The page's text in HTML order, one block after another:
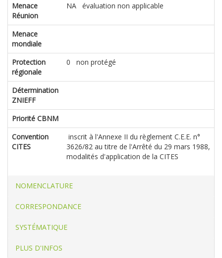
Menace
Réunion
NA évaluation non applicable
Menace
mondiale
Protection
régionale
0 non protégé
Détermination
ZNIEFF
Priorité CBNM
Convention
CITES
inscrit à l'Annexe II du règlement C.E.E. n°
3626/82 au titre de l'Arrêté du 29 mars 1988,
modalités d'application de la CITES
NOMENCLATURE
CORRESPONDANCE
SYSTÉMATIQUE
PLUS D'INFOS